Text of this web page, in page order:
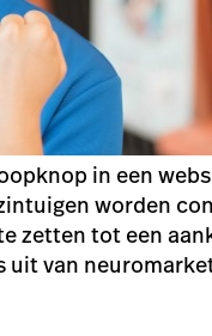
in een
worden
zetten tot een
van